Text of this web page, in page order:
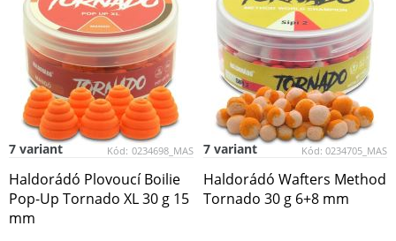
Kód: 0234698_MAS
7 variant
Haldorádó Plovoucí Boilie
Pop-Up Tornado XL 30 g 15
mm
Kód: 0234705_MAS
7 variant
Haldorádó Wafters Method
Tornado 30 g 6+8 mm